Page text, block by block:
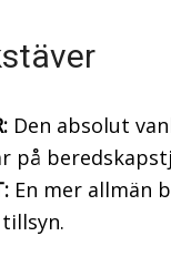
Den absolut
på
En mer allmän